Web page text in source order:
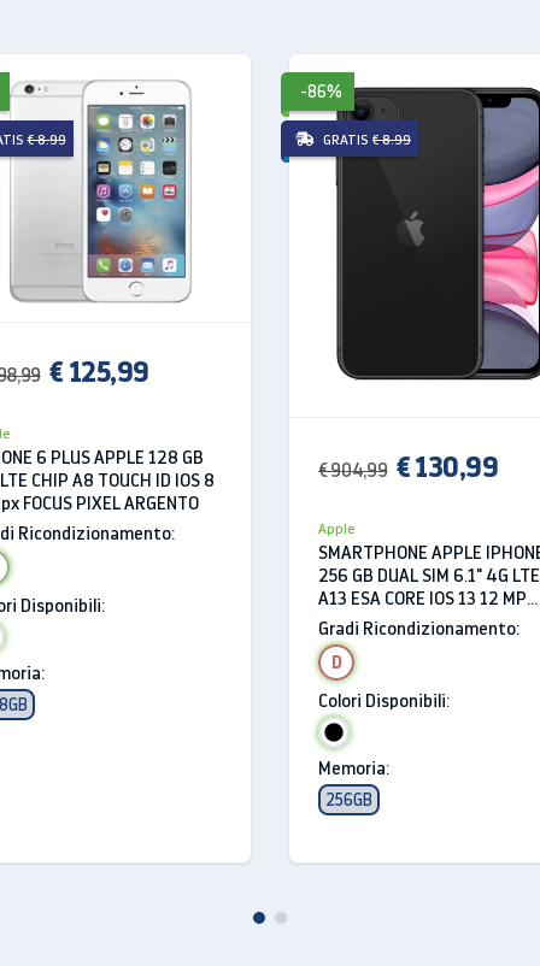
fotocamera più amata al mondo
12MP è ancora più evoluta: ha un sensore più ampio e
ottica dell’immagine per foto e video.
8 è stata ulteriormente perfezionata per darti scatti
sono sfumati in modo più naturale.
e alla nuova mappatura dei volti, quando usi la modalità
€ 8.99
€ 125,99
6 PLUS APPLE 128 GB
CHIP A8 TOUCH ID IOS 8
FOCUS PIXEL ARGENTO
Ricondizionamento:
Disponibili:
-86%
GRATIS € 8.99
€ 904,99 € 130,99
Apple
SMARTPHONE APPLE
256 GB DUAL SIM 6.1" 4G LTE
A13 ESA CORE IOS 13 12 MP
REFURBISHED NERO
Gradi Ricondizionamento:
D
Colori Disponibili:
Memoria:
256GB